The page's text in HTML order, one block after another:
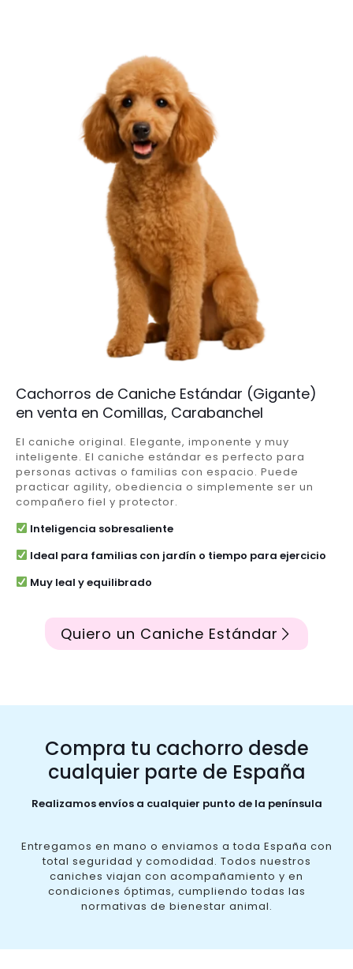
Cachorros de Caniche Estándar (Gigante)
en venta en Comillas, Carabanchel
El caniche original. Elegante, imponente y muy
inteligente. El caniche estándar es perfecto para
personas activas o familias con espacio. Puede
practicar agility, obediencia o simplemente ser un
compañero fiel y protector.
Inteligencia sobresaliente
Ideal para familias con jardín o tiempo para ejercicio
Muy leal y equilibrado
Quiero un Caniche Estándar
Compra tu cachorro desde
cualquier parte de España
Realizamos envíos a cualquier punto de la península
Entregamos en mano o enviamos a toda España con
total seguridad y comodidad. Todos nuestros
caniches viajan con acompañamiento y en
condiciones óptimas, cumpliendo todas las
normativas de bienestar animal.